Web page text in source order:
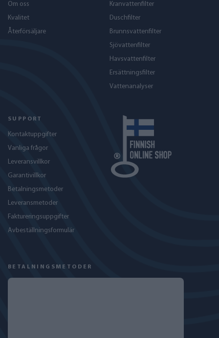
Om oss
Kvalitet
Återförsäljare
Kranvattenfilter
Duschfilter
Brunnsvattenfilter
Sjövattenfilter
Havs­vattenfilter
Ersättningsfilter
Vattenanalyser
SUPPORT
Kontaktuppgifter
Vanliga frågor
Leveransvillkor
Garantivillkor
Betalningsmetoder
Leveransmetoder
Faktureringsuppgifter
Avbeställningsformulär
BETALNINGSMETODER